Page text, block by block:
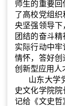
师生的重要
了高校党组
央坚强领导下
团结的奋斗
实际行动中牢
情怀，答好创
创新型应用人
山东大学
史文化学院
记给《文史哲